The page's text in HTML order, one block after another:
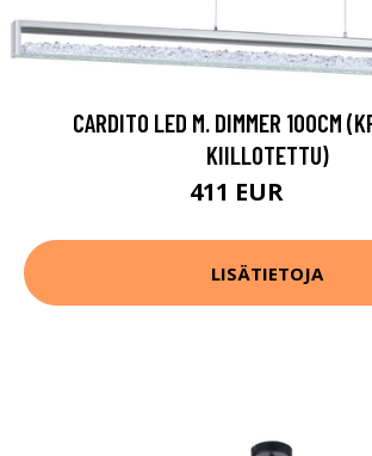
CARDITO LED M. DIMMER 100CM
KIILLOTETTU)
411 EUR
LISÄTIETOJA